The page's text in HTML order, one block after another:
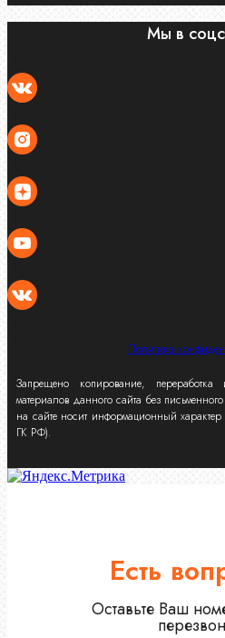
Мы в
Политика
Запрещено копирование,
материалов данного сайта без
на сайте носит информационный характер
ГК РФ).
Есть
Оставьте Ваш